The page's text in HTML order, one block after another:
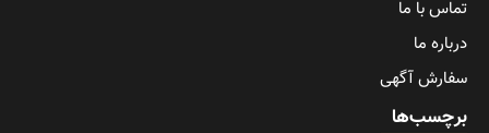
تماس با ما
درباره ما
سفارش آگهی
برچسب‌ها